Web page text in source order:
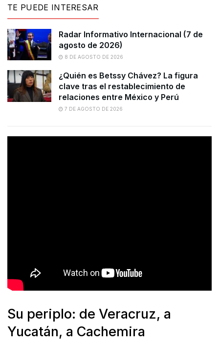
TE PUEDE INTERESAR
Radar Informativo Internacional (7 de
agosto de 2026)
8 DE AGOSTO DE 2026
¿Quién es Betssy Chávez? La figura
clave tras el restablecimiento de
relaciones entre México y Perú
7 DE AGOSTO DE 2026
Su periplo: de Veracruz, a
Yucatán, a Cachemira